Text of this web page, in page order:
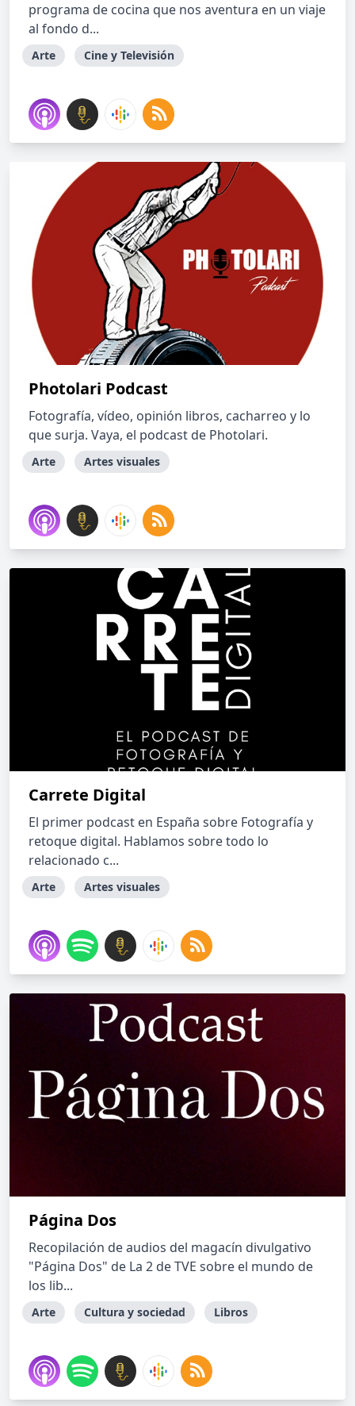
programa de cocina que nos aventura en un viaje
al fondo d...
Arte Cine y Televisión
Photolari Podcast
Fotografía, vídeo, opinión libros, cacharreo y lo
que surja. Vaya, el podcast de Photolari.
Arte Artes visuales
Carrete Digital
El primer podcast en España sobre Fotografía y
retoque digital. Hablamos sobre todo lo
relacionado c...
Arte Artes visuales
Página Dos
Recopilación de audios del magacín divulgativo
"Página Dos" de La 2 de TVE sobre el mundo de
los lib...
Arte Cultura y sociedad Libros